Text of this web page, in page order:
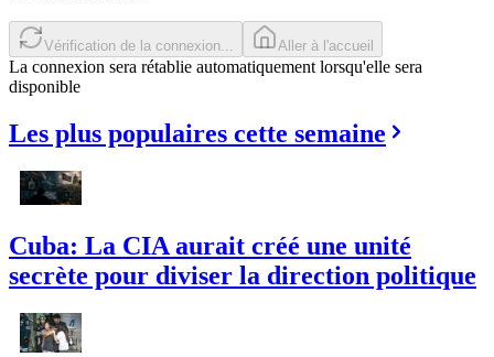
Réessayer Aller à l'accueil
La connexion sera rétablie automatiquement lorsqu'elle sera
disponible
Les plus populaires cette semaine
Cuba: La CIA aurait créé une unité
secrète pour diviser la direction politique